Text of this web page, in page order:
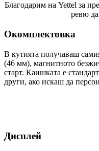
Благодарим на Yettel за
ревю да
Окомплектовка
В кутията получаваш
(46 мм), магнитното
старт. Каишката е
други, ако искаш да
Дисплей